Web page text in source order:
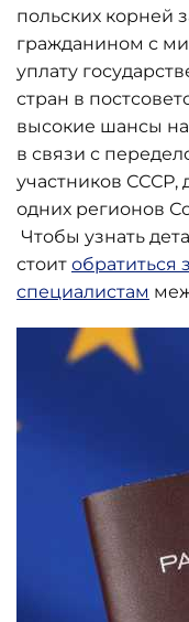
польских корней
гражданином с
уплату
стран в
высокие шансы
в связи с
участников СССР,
одних регионов
Чтобы узнать
стоит обратиться
специалистам